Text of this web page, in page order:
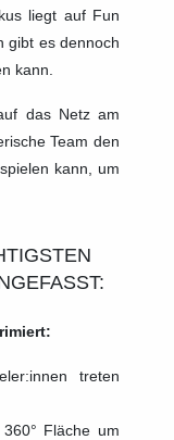
liegt auf Fun
gibt es dennoch
kann.
das Netz am
Team den
kann, um
treten
Fläche um